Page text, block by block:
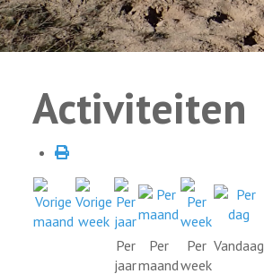
Activiteiten
Per
jaar
Per
maand
Per
week
Vandaag